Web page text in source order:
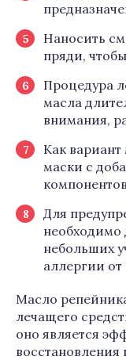
Наносить
пряди,
Процедура
масла
внимания,
Как
маски с
Для
необходимо
небольших
аллергии от
Масло
лечащего
оно является
восстановления